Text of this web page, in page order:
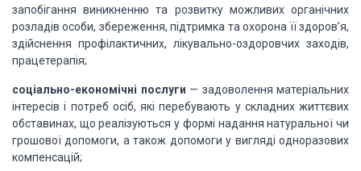
запобігання виникненню та розвиткуможливих органічних
розладів особи, збереження, підтримка та охорона їїздоров’я,
здійснення профілактичних, лікувально-оздоровчих заходів,
працетерапія;
соціально-економічні послуги — задоволення матеріальних
інтересів і потреб осіб, які перебувають у складних життєвих
обставинах, що реалізуються у формі надання натуральної чи
грошової допомоги, а також допомоги у вигляді одноразових
компенсацій;